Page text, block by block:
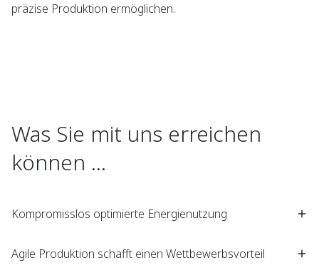
präzise Produktion ermöglichen.
Was Sie mit uns erreichen
können ...
Kompromisslos optimierte Energienutzung
Agile Produktion schafft einen Wettbewerbsvorteil